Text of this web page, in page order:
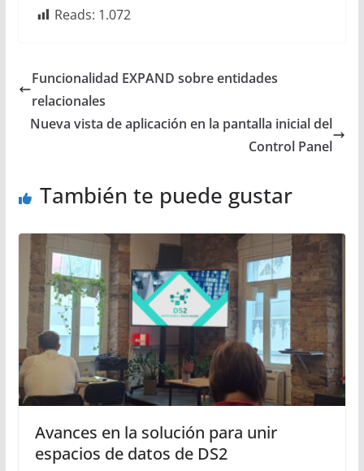
Reads: 1.072
Funcionalidad EXPAND sobre entidades
relacionales
Nueva vista de aplicación en la pantalla inicial del
Control Panel
También te puede gustar
Avances en la solución para unir
espacios de datos de DS2